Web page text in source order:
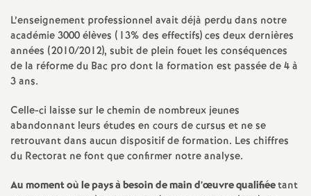
é
a
n
s
T
L’enseignement professionnel avait déjà perdu dans notre
académie 3000 élèves (13% des effectifs) ces deux dernières
années (2010/2012), subit de plein fouet les conséquences
de la réforme du Bac pro dont la formation est passée de 4 à
3 ans.
Celle-ci laisse sur le chemin de nombreux jeunes
abandonnant leurs études en cours de cursus et ne se
retrouvant dans aucun dispositif de formation. Les chiffres
du Rectorat ne font que confirmer notre analyse.
Au moment où le pays à besoin de main d’œuvre qualifiéetant